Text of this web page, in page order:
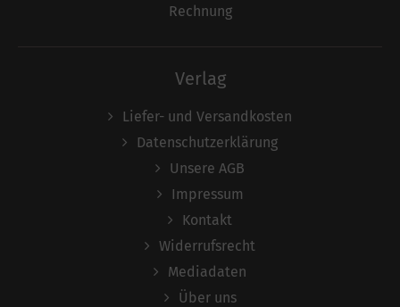
Rechnung
Verlag
Liefer- und Versandkosten
Datenschutzerklärung
Unsere AGB
Impressum
Kontakt
Widerrufsrecht
Mediadaten
Über uns